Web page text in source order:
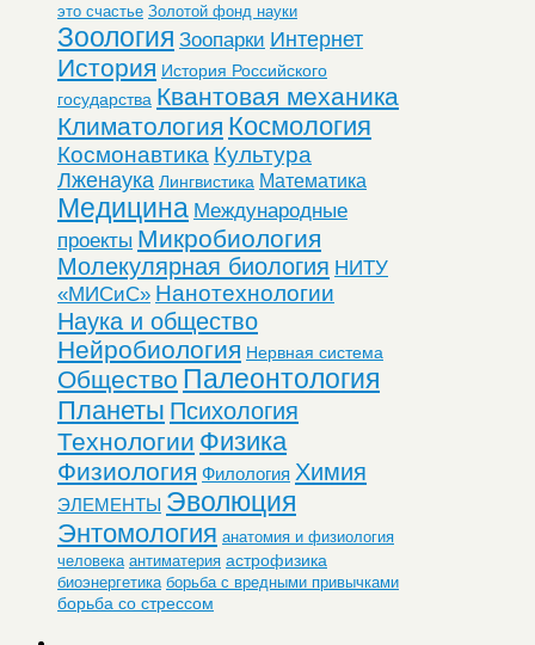
это счастье Золотой фонд науки
Зоология Зоопарки Интернет
История История Российского
государства Квантовая механика
Климатология Космология
Космонавтика Культура
Лженаука Лингвистика Математика
Медицина Международные
проекты Микробиология
Молекулярная биология НИТУ
«МИСиС» Нанотехнологии
Наука и общество
Нейробиология Нервная система
Общество Палеонтология
Планеты Психология
Технологии Физика
Физиология Филология Химия
ЭЛЕМЕНТЫ Эволюция
Энтомология анатомия и физиология
человека антиматерия астрофизика
биоэнергетика борьба с вредными привычками
борьба со стрессом